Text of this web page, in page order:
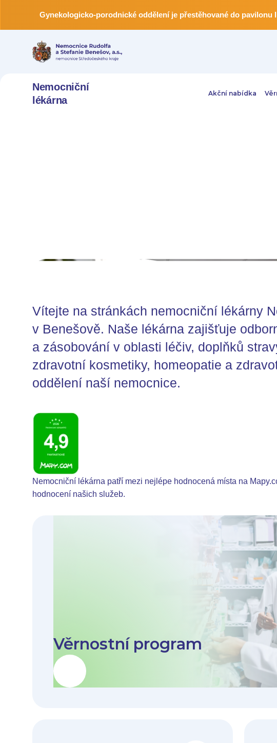
Gynekologicko-porodnické oddělení je přestěhované do
Nemocniční
lékárna
Akční nabídka
Vítejte na stránkách nemocniční lékárny
v Benešově. Naše lékárna zajišťuje
a zásobování v oblasti léčiv, doplňků
zdravotní kosmetiky, homeopatie a
oddělení naší nemocnice.
Nemocniční lékárna patří mezi nejlépe hodnocená místa na
hodnocení našich služeb.
Věrnostní program